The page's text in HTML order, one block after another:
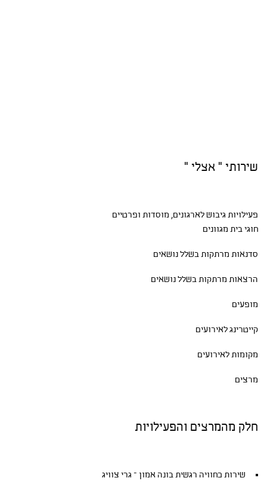
שירותי " אצלי "
פעילויות גיבושלארגונים, מוסדות ופרטיים
חוגי בית מגוונים
סדנאות מרתקות בשלל נושאים
הרצאות מרתקות בשלל נושאים
מופעים
קייטרינג לאירועים
מקומות לאירועים
מרצים
חלק מהמרצים והפעילויות
שירות כחוויה רגשית בונה אמון – גרי צוויג